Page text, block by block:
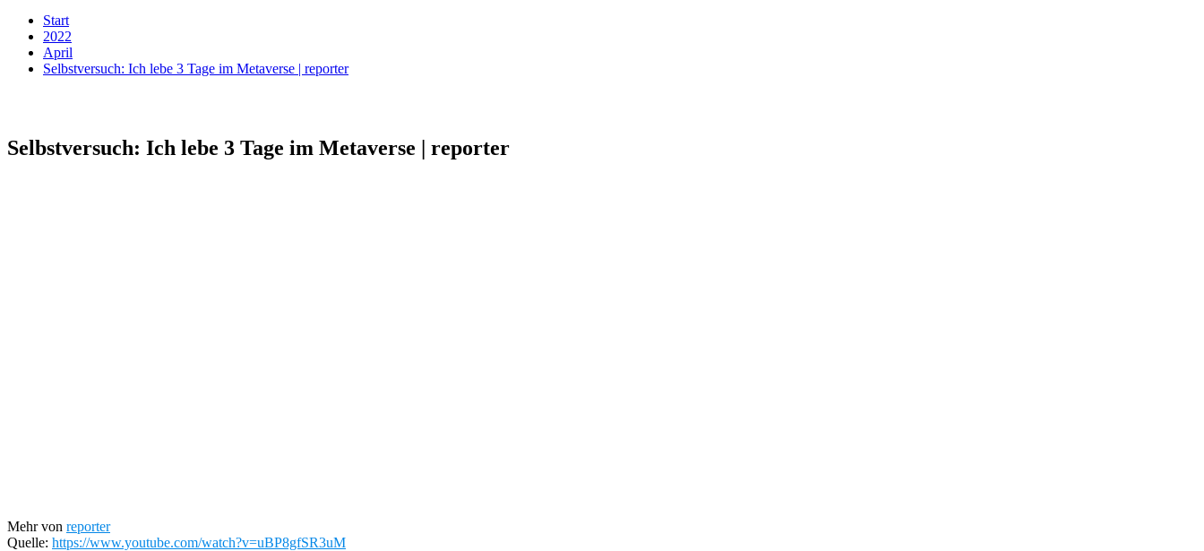
Start
2022
April
Selbstversuch: Ich lebe 3 Tage im Metaverse | reporter
Selbstversuch: Ich lebe 3 Tage im Metaverse | reporter
Mehr von reporter
Quelle: https://www.youtube.com/watch?v=uBP8gfSR3uM